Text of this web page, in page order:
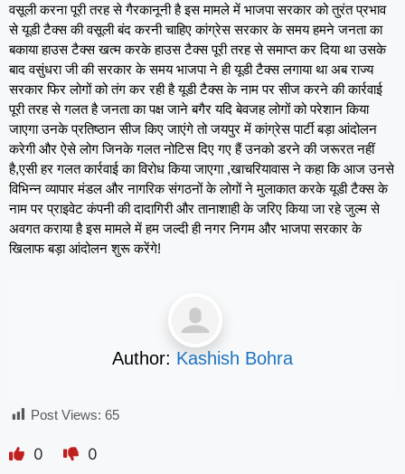
वसूली करना पूरी तरह से गैरकानूनी है इस मामले में भाजपा सरकार को तुरंत प्रभाव
से यूडी टैक्स की वसूली बंद करनी चाहिए कांग्रेस सरकार के समय हमने जनता का
बकाया हाउस टैक्स खत्म करके हाउस टैक्स पूरी तरह से समाप्त कर दिया था उसके
बाद वसुंधरा जी की सरकार के समय भाजपा ने ही यूडी टैक्स लगाया था अब राज्य
सरकार फिर लोगों को तंग कर रही है यूडी टैक्स के नाम पर सीज करने की कार्रवाई
पूरी तरह से गलत है जनता का पक्ष जाने बगैर यदि बेवजह लोगों को परेशान किया
जाएगा उनके प्रतिष्ठान सीज किए जाएंगे तो जयपुर में कांग्रेस पार्टी बड़ा आंदोलन
करेगी और ऐसे लोग जिनके गलत नोटिस दिए गए हैं उनको डरने की जरूरत नहीं
है,एसी हर गलत कार्रवाई का विरोध किया जाएगा ,खाचरियावास ने कहा कि आज उनसे
विभिन्न व्यापार मंडल और नागरिक संगठनों के लोगों ने मुलाकात करके यूडी टैक्स के
नाम पर प्राइवेट कंपनी की दादागिरी और तानाशाही के जरिए किया जा रहे जुल्म से
अवगत कराया है इस मामले में हम जल्दी ही नगर निगम और भाजपा सरकार के
खिलाफ बड़ा आंदोलन शुरू करेंगे!
Author: Kashish Bohra
Post Views: 65
0 0